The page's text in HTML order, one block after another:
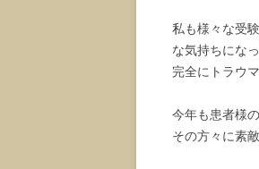
私も様々な受
な気持ちにな
完全にトラウ
今年も患者様
その方々に素